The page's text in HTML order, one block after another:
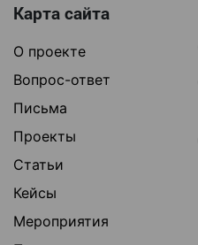
Карта сайта
О проекте
Вопрос-ответ
Письма
Проекты
Статьи
Кейсы
Мероприятия